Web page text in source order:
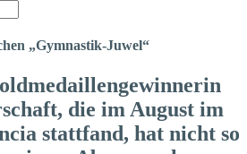
„Gymnastik-Juwel“
die im August im
stattfand, hat nicht so